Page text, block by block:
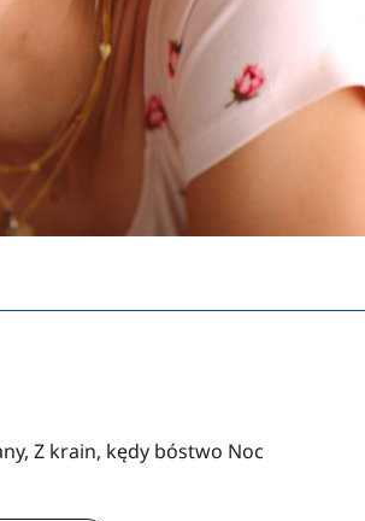
Z krain, kędy bóstwo Noc